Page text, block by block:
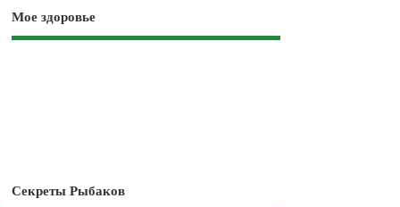
Мое здоровье
Секреты Рыбаков